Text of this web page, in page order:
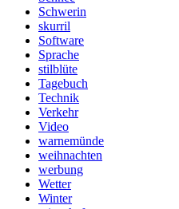
Schwerin
skurril
Software
Sprache
stilblüte
Tagebuch
Technik
Verkehr
Video
warnemünde
weihnachten
werbung
Wetter
Winter